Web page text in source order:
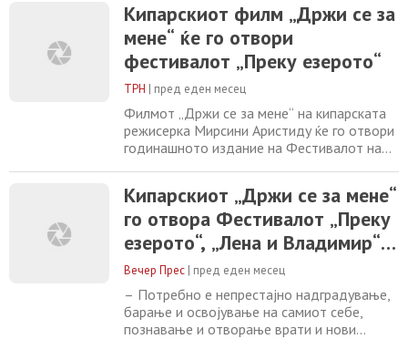
соочува. Со секој нов проект актерот
почнува од почеток. За среќа имаме актер
кој ги поминал сите вообичаени фази кои
ги минуваат сите фази во светот. Тони
Наумовски
Кипарскиот филм „Држи се за
мене“ ќе го отвори
фестивалот „Преку езерото“
ТРН | пред еден месец
Филмот „Држи се за мене“ на кипарската
режисерка Мирсини Аристиду ќе го отвори
годинашното издание на Фестивалот на
во Дојран, Гевгелија и Струмица.
Организаторите најавуваат богата
филмска програма, бројни гости и
специјални проекции посветени на
истакнати македонски филмски
Кипарскиот „Држи се за мене“
го отвора Фестивалот „Преку
езерото“, „Лена и Владимир“
во чест на лауреатот Тони
Наумовски
Вечер Прес | пред еден месец
– Потребно е непрестајно надградување,
барање и освојување на самиот себе,
познавање и отворање врати и нови